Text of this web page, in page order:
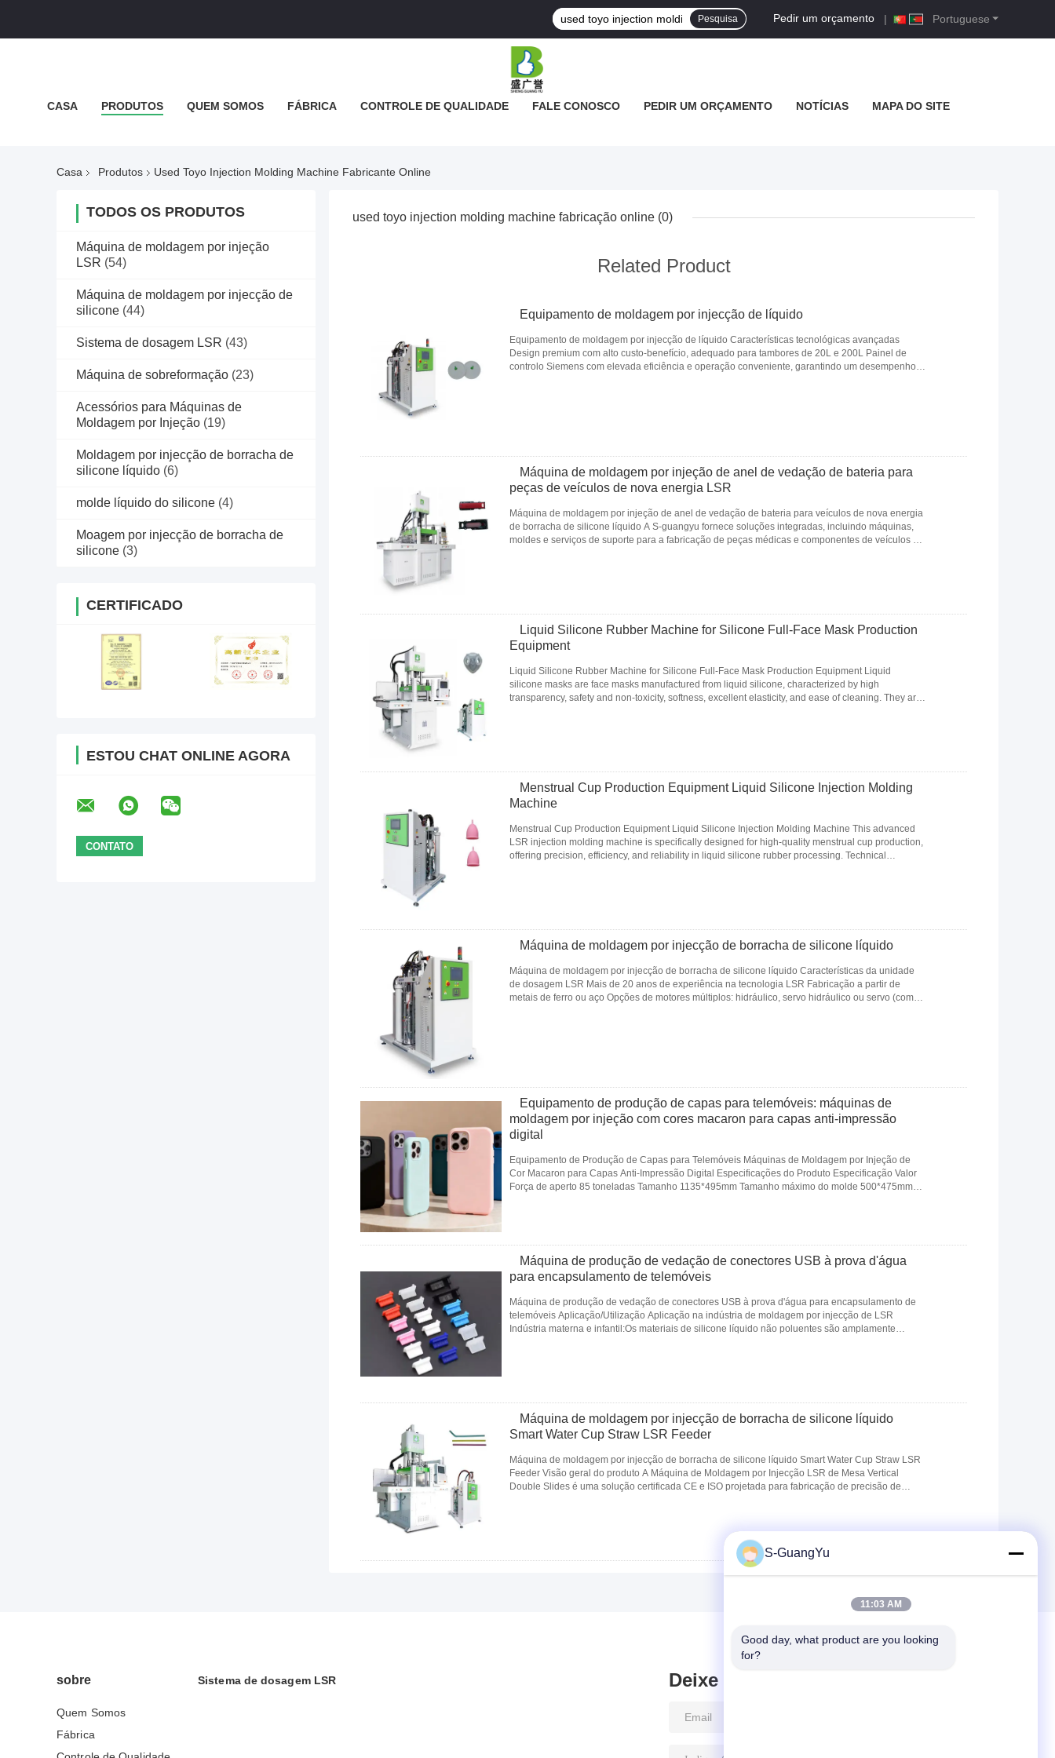
Portuguese
Pedir um orçamento |
Pesquisa
CASA PRODUTOS QUEM SOMOS FÁBRICA CONTROLE DE QUALIDADE FALE CONOSCO PEDIR UM ORÇAMENTO NOTÍCIAS MAPA DO SITE
Casa Produtos Used Toyo Injection Molding Machine Fabricante Online
TODOS OS PRODUTOS
Máquina de moldagem por injeção
LSR (54)
Máquina de moldagem por injecção de
silicone (44)
Sistema de dosagem LSR (43)
Máquina de sobreformação (23)
Acessórios para Máquinas de
Moldagem por Injeção (19)
Moldagem por injecção de borracha de
silicone líquido (6)
molde líquido do silicone (4)
Moagem por injecção de borracha de
silicone (3)
CERTIFICADO
ESTOU CHAT ONLINE AGORA
used toyo injection molding machine fabricação online (0)
Related Product
Equipamento de moldagem por injecção de líquido
Equipamento de moldagem por injecção de líquido Características tecnológicas avançadas
Design premium com alto custo-benefício, adequado para tambores de 20L e 200L Painel de
controlo Siemens com elevada eficiência e operação conveniente, garantindo um desempenho
Máquina de moldagem por injeção de anel de vedação de bateria para
peças de veículos de nova energia LSR
Máquina de moldagem por injeção de anel de vedação de bateria para veículos de nova energia
de borracha de silicone líquido A S-guangyu fornece soluções integradas, incluindo máquinas,
moldes e serviços de suporte para a fabricação de peças médicas e componentes de veículos de
Liquid Silicone Rubber Machine for Silicone Full-Face Mask Production
Equipment
Liquid Silicone Rubber Machine for Silicone Full-Face Mask Production Equipment Liquid
silicone masks are face masks manufactured from liquid silicone, characterized by high
transparency, safety and non-toxicity, softness, excellent elasticity, and ease of cleaning. They are
Menstrual Cup Production Equipment Liquid Silicone Injection Molding
Machine
Menstrual Cup Production Equipment Liquid Silicone Injection Molding Machine This advanced
LSR injection molding machine is specifically designed for high-quality menstrual cup production,
offering precision, efficiency, and reliability in liquid silicone rubber processing. Technical
Máquina de moldagem por injecção de borracha de silicone líquido
Máquina de moldagem por injecção de borracha de silicone líquido Características da unidade
de dosagem LSR Mais de 20 anos de experiência na tecnologia LSR Fabricação a partir de
metais de ferro ou aço Opções de motores múltiplos: hidráulico, servo hidráulico ou servo (com
Equipamento de produção de capas para telemóveis: máquinas de
moldagem por injeção com cores macaron para capas anti-impressão
digital
Equipamento de Produção de Capas para Telemóveis Máquinas de Moldagem por Injeção de
Cor Macaron para Capas Anti-Impressão Digital Especificações do Produto Especificação Valor
Força de aperto 85 toneladas Tamanho 1135*495mm Tamanho máximo do molde 500*475mm
Máquina de produção de vedação de conectores USB à prova d'água
para encapsulamento de telemóveis
Máquina de produção de vedação de conectores USB à prova d'água para encapsulamento de
telemóveis Aplicação/Utilização Aplicação na indústria de moldagem por injecção de LSR
Indústria materna e infantil:Os materiais de silicone líquido não poluentes são amplamente
Máquina de moldagem por injecção de borracha de silicone líquido
Smart Water Cup Straw LSR Feeder
Máquina de moldagem por injecção de borracha de silicone líquido Smart Water Cup Straw LSR
Feeder Visão geral do produto A Máquina de Moldagem por Injecção LSR de Mesa Vertical
Double Slides é uma solução certificada CE e ISO projetada para fabricação de precisão de
sobre
Quem Somos
Fábrica
Sistema de dosagem LSR Deixe mensagem
S-GuangYu
11:03 AM
Good day, what product are you looking
for?